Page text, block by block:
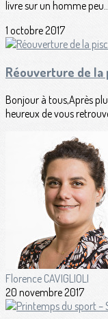
livre sur un homme
1 octobre 2017
Réouverture de la
Bonjour à tous,Après
heureux de vous
Florence CAVIGLIOLI
20 novembre 2017